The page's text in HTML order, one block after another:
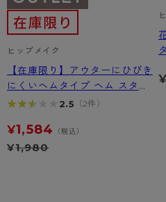
ヒップメイク
【在庫限り】アウターにひびき
にくいヘムタイプ ヘム スタン
ダードガードル
★★★★★
★★★★★ 2.5 （2件）
¥1,584 （税込）
¥1,980